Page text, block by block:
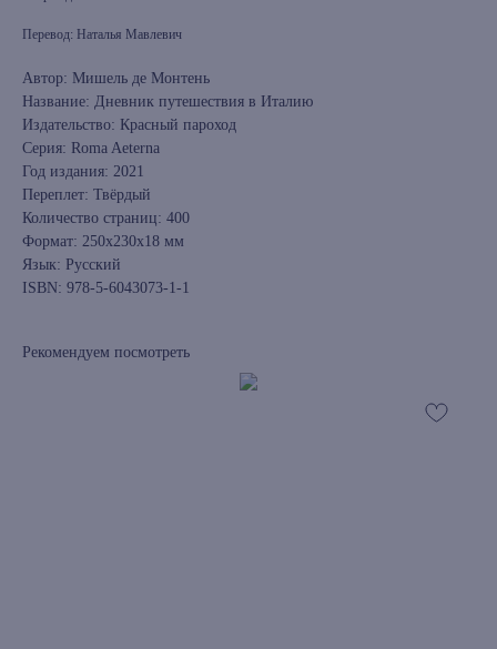
Перевод: Наталья Мавлевич
Автор: Мишель де Монтень
Название: Дневник путешествия в Италию
Издательство: Красный пароход
Серия: Roma Aeterna
Год издания: 2021
Переплет: Твёрдый
Количество страниц: 400
Формат: 250x230x18 мм
Язык: Русский
ISBN: 978-5-6043073-1-1
Рекомендуем посмотреть